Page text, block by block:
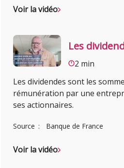
Voir la vidéo
Les
2 min
Les dividendes sont les
rémunération par une
ses actionnaires.
Source Banque de France
Voir la vidéo